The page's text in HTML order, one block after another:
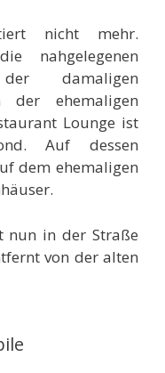
nicht mehr.
nahgelegenen
damaligen
der ehemaligen
Lounge ist
Auf dessen
dem ehemaligen
nun in der Straße
von der alten